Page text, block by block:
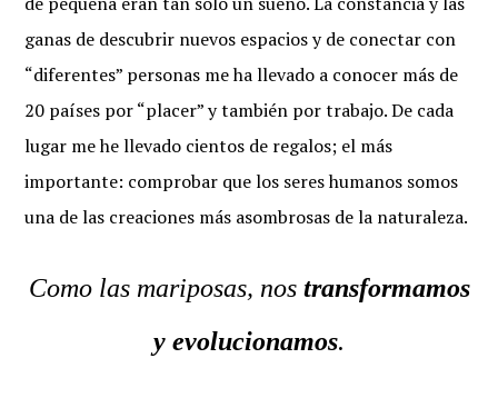
ganas de descubrir nuevos espacios y de conectar con
“diferentes” personas me ha llevado a conocer más de
20 países por “placer” y también por trabajo. De cada
lugar me he llevado cientos de regalos; el más
importante: comprobar que los seres humanos somos
una de las creaciones más asombrosas de la naturaleza.
Como las mariposas, nos transformamos
y evolucionamos.